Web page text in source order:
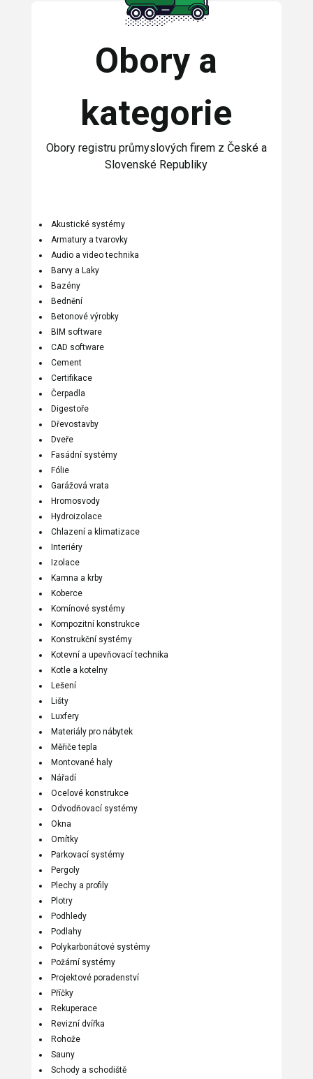
Obory a
kategorie
Obory registru průmyslových firem z České a
Slovenské Republiky
Akustické systémy
Armatury a tvarovky
Audio a video technika
Barvy a Laky
Bazény
Bednění
Betonové výrobky
BIM software
CAD software
Cement
Certifikace
Čerpadla
Digestoře
Dřevostavby
Dveře
Fasádní systémy
Fólie
Garážová vrata
Hromosvody
Hydroizolace
Chlazení a klimatizace
Interiéry
Izolace
Kamna a krby
Koberce
Komínové systémy
Kompozitní konstrukce
Konstrukční systémy
Kotevní a upevňovací technika
Kotle a kotelny
Lešení
Lišty
Luxfery
Materiály pro nábytek
Měřiče tepla
Montované haly
Nářadí
Ocelové konstrukce
Odvodňovací systémy
Okna
Omítky
Parkovací systémy
Pergoly
Plechy a profily
Plotry
Podhledy
Podlahy
Polykarbonátové systémy
Požární systémy
Projektové poradenství
Příčky
Rekuperace
Revizní dvířka
Rohože
Sauny
Schody a schodiště